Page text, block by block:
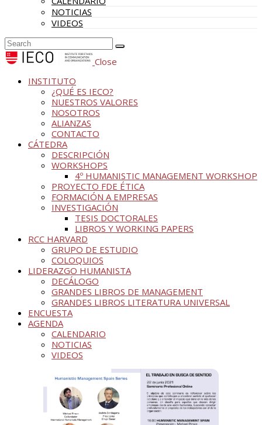
NOTICIAS
VIDEOS
Close
INSTITUTO
¿QUÉ ES IECO?
NUESTROS VALORES
NOSOTROS
ALIANZAS
CONTACTO
CÁTEDRA
DESCRIPCIÓN
WORKSHOPS
4º HUMANISTIC MANAGEMENT WORKSHOP
PROYECTO FDE ÉTICA
FORMACIÓN A EMPRESAS
INVESTIGACIÓN
TESIS DOCTORALES
LIBROS Y WORKING PAPERS
RCC HARVARD
GRUPO DE ESTUDIO
COLOQUIOS
LIDERAZGO HUMANISTA
DECÁLOGO
GRANDES LIBROS DE MANAGEMENT
GRANDES LIBROS LITERATURA UNIVERSAL
ENCUESTA
AGENDA
CALENDARIO
NOTICIAS
VIDEOS